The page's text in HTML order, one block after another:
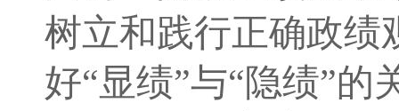
树立和践行正确政绩
好“显绩”与“隐绩”